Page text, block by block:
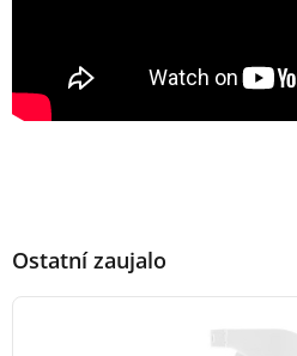
Ostatní zaujalo